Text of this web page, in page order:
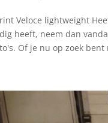
Veloce lightweight
heeft, neem dan
Of je nu op zoek bent